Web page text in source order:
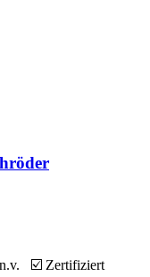
n.v. ☑️ Zertifiziert